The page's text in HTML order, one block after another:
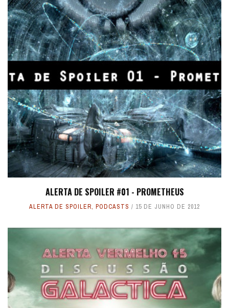
ALERTA DE SPOILER #01 - PROMETHEUS
ALERTA DE SPOILER, PODCASTS 15 DE JUNHO DE 2012